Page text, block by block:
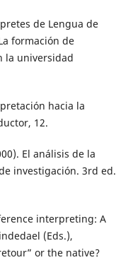
de Lengua de
formación de
la universidad
hacia la
12.
El análisis de la
investigación. 3rd ed.
interpreting: A
(Eds.),
or the native?